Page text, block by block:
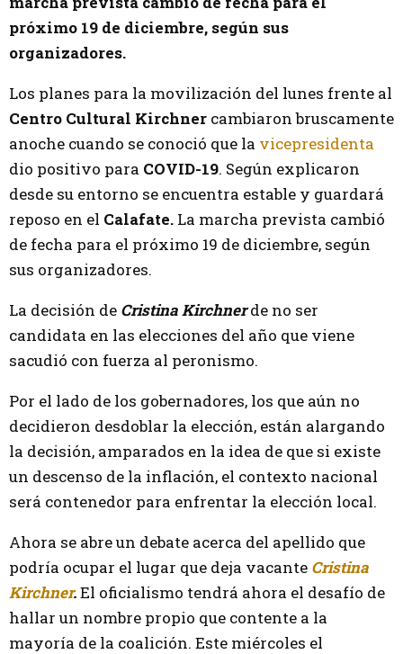
próximo 19 de diciembre, según sus
organizadores.
Los planes para la movilización del lunes frente al
Centro Cultural Kirchner cambiaron bruscamente
anoche cuando se conoció que la vicepresidenta
dio positivo para COVID-19. Según explicaron
desde su entorno se encuentra estable y guardará
reposo en el Calafate. La marcha prevista cambió
de fecha para el próximo 19 de diciembre, según
sus organizadores.
La decisión de Cristina Kirchnerde no ser
candidata en las elecciones del año que viene
sacudió con fuerza al peronismo.
Por el lado de los gobernadores, los que aún no
decidieron desdoblar la elección, están alargando
la decisión, amparados en la idea de que si existe
un descenso de la inflación, el contexto nacional
será contenedor para enfrentar la elección local.
Ahora se abre un debate acerca del apellido que
podría ocupar el lugar que deja vacante Cristina
Kirchner.El oficialismo tendrá ahora el desafío de
hallar un nombre propio que contente a la
mayoría de la coalición. Este miércoles el